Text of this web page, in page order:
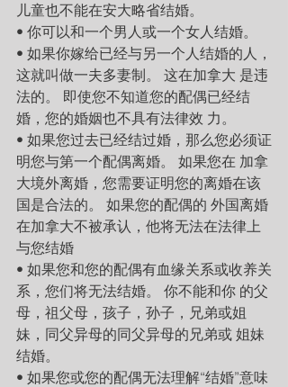
儿童也不能在安大略省结婚。
• 你可以和一个男人或一个女人结婚。
• 如果你嫁给已经与另一个人结婚的人，
这就叫做一夫多妻制。 这在加拿大 是违
法的。 即使您不知道您的配偶已经结
婚，您的婚姻也不具有法律效 力。
• 如果您过去已经结过婚，那么您必须证
明您与第一个配偶离婚。 如果您在 加拿
大境外离婚，您需要证明您的离婚在该
国是合法的。 如果您的配偶的 外国离婚
在加拿大不被承认，他将无法在法律上
与您结婚
• 如果您和您的配偶有血缘关系或收养关
系，您们将无法结婚。 你不能和你 的父
母，祖父母，孩子，孙子，兄弟或姐
妹，同父异母的同父异母的兄弟或 姐妹
结婚。
• 如果您或您的配偶无法理解“结婚”意味